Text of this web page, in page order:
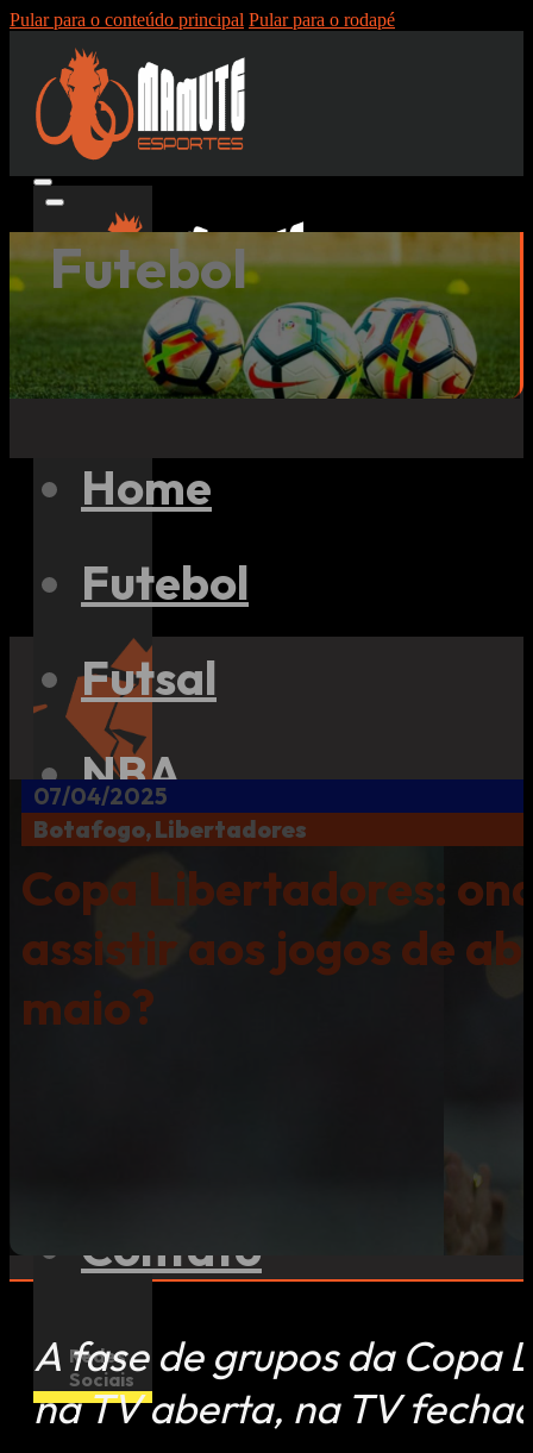
Pular para o conteúdo principal Pular para o rodapé
Pesquisar
Home
Futebol
Futsal
NBA
NFL
eSports
Contato
Redes
Sociais
Futebol
07/04/2025
Botafogo, Libertadores
Copa Libertadores:
assistir aos jogos de
maio?
A fase de grupos da Copa
na TV aberta, na TV